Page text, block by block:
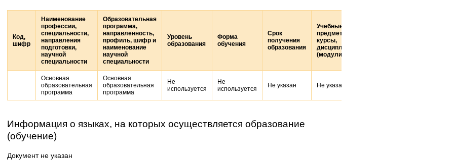
Код,
шифр
Наименование
профессии,
специальности,
направления
подготовки,
научной
специальности
Образовательная
программа,
направленность,
профиль, шифр и
наименование
научной
специальности
Уровень
образования
Форма
обучения
Срок
получения
образования
Учебные
предметы,
курсы,
дисциплины
(модули)
Основная
образовательная
программа
Основная
образовательная
программа
Не
используется
Не
используется
Не указан Не указаны
Информация о языках, на которых осуществляется образование
(обучение)
Документ не указан